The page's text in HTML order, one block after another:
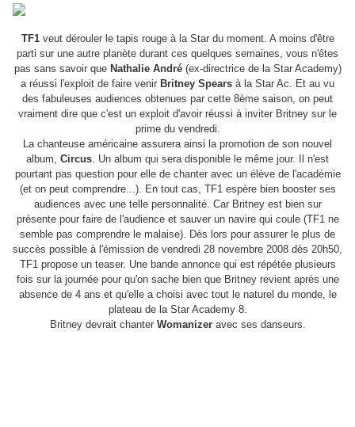
TF1veut dérouler le tapis rouge à la Star du moment. A moins d'être
parti sur une autre planète durant ces quelques semaines, vous n'êtes
pas sans savoir que Nathalie André(ex-directrice de la Star Academy)
a réussi l'exploit de faire venir Britney Spears à la Star Ac. Et au vu
des fabuleuses audiences obtenues par cette 8ème saison, on peut
vraiment dire que c'est un exploit d'avoir réussi à inviter Britney sur le
prime du vendredi.
La chanteuse américaine assurera ainsi la promotion de son nouvel
album, Circus. Un album qui sera disponible le même jour. Il n'est
pourtant pas question pour elle de chanter avec un élève de l'académie
(et on peut comprendre...). En tout cas, TF1 espère bien booster ses
audiences avec une telle personnalité. Car Britney est bien sur
présente pour faire de l'audience et sauver un navire qui coule (TF1 ne
semble pas comprendre le malaise). Dès lors pour assurer le plus de
succès possible à l'émission de vendredi 28 novembre 2008 dès 20h50,
TF1 propose un teaser. Une bande annonce qui est répétée plusieurs
fois sur la journée pour qu'on sache bien que Britney revient après une
absence de 4 ans et qu'elle a choisi avec tout le naturel du monde, le
plateau de la Star Academy 8.
Britney devrait chanter Womanizeravec ses danseurs.